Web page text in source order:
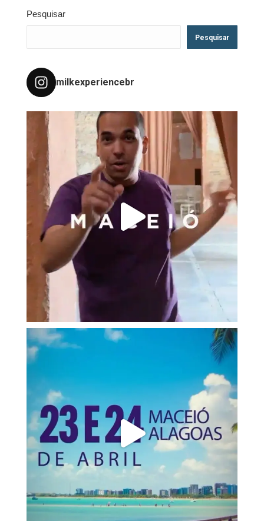
Pesquisar
Pesquisar
milkexperiencebr